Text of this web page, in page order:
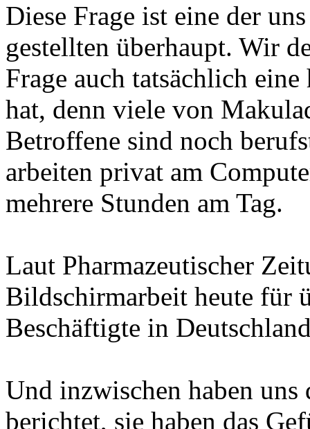
Diese Frage ist eine der
gestellten überhaupt. Wir
Frage auch tatsächlich
hat, denn viele von
Betroffene sind noch
arbeiten privat am
mehrere Stunden am Tag.
Laut Pharmazeutischer
Bildschirmarbeit heute für
Beschäftigte in
Und inzwischen haben
berichtet, sie haben das